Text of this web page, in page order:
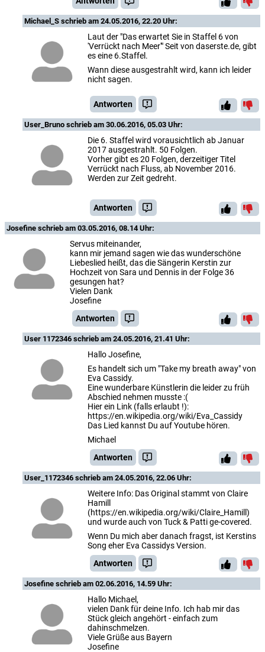
Michael_S schrieb am 24.05.2016, 22.20 Uhr:
Laut der "Das erwartet Sie in Staffel 6 von
'Verrückt nach Meer'" Seit von daserste.de, gibt
es eine 6.Staffel.
Wann diese ausgestrahlt wird, kann ich leider
nicht sagen.
Antworten
User_Bruno schrieb am 30.06.2016, 05.03 Uhr:
Die 6. Staffel wird vorausichtlich ab Januar
2017 ausgestrahlt. 50 Folgen.
Vorher gibt es 20 Folgen, derzeitiger Titel
Verrückt nach Fluss, ab November 2016.
Werden zur Zeit gedreht.
Antworten
Josefine schrieb am 03.05.2016, 08.14 Uhr:
Servus miteinander,
kann mir jemand sagen wie das wunderschöne
Liebeslied heißt, das die Sängerin Kerstin zur
Hochzeit von Sara und Dennis in der Folge 36
gesungen hat?
Vielen Dank
Josefine
Antworten
User 1172346 schrieb am 24.05.2016, 21.41 Uhr:
Hallo Josefine,
Es handelt sich um "Take my breath away" von
Eva Cassidy.
Eine wunderbare Künstlerin die leider zu früh
Abschied nehmen musste :(
Hier ein Link (falls erlaubt !):
https://en.wikipedia.org/wiki/Eva_Cassidy
Das Lied kannst Du auf Youtube hören.
Michael
Antworten
User_1172346 schrieb am 24.05.2016, 22.06 Uhr:
Weitere Info: Das Original stammt von Claire
Hamill
(https://en.wikipedia.org/wiki/Claire_Hamill)
und wurde auch von Tuck & Patti ge-covered.
Wenn Du mich aber danach fragst, ist Kerstins
Song eher Eva Cassidys Version.
Antworten
Josefine schrieb am 02.06.2016, 14.59 Uhr:
Hallo Michael,
vielen Dank für deine Info. Ich hab mir das
Stück gleich angehört - einfach zum
dahinschmelzen.
Viele Grüße aus Bayern
Josefine